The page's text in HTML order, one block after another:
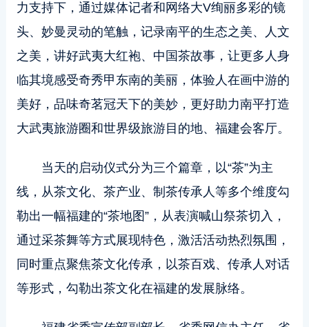
力支持下，通过媒体记者和网络大V绚丽多彩的镜
头、妙曼灵动的笔触，记录南平的生态之美、人文
之美，讲好武夷大红袍、中国茶故事，让更多人身
临其境感受奇秀甲东南的美丽，体验人在画中游的
美好，品味奇茗冠天下的美妙，更好助力南平打造
大武夷旅游圈和世界级旅游目的地、福建会客厅。
当天的启动仪式分为三个篇章，以“茶”为主
线，从茶文化、茶产业、制茶传承人等多个维度勾
勒出一幅福建的“茶地图”，从表演喊山祭茶切入，
通过采茶舞等方式展现特色，激活活动热烈氛围，
同时重点聚焦茶文化传承，以茶百戏、传承人对话
等形式，勾勒出茶文化在福建的发展脉络。